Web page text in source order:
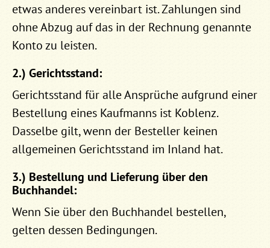
etwas anderes vereinbart ist. Zahlungen sind
ohne Abzug auf das in der Rechnung genannte
Konto zu leisten.
2.) Gerichtsstand:
Gerichtsstand für alle Ansprüche aufgrund einer
Bestellung eines Kaufmanns ist Koblenz.
Dasselbe gilt, wenn der Besteller keinen
allgemeinen Gerichtsstand im Inland hat.
3.) Bestellung und Lieferung über den
Buchhandel:
Wenn Sie über den Buchhandel bestellen,
gelten dessen Bedingungen.